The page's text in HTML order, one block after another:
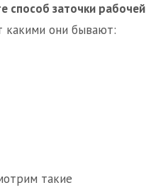
способ заточки рабочей
какими они бывают:
такие